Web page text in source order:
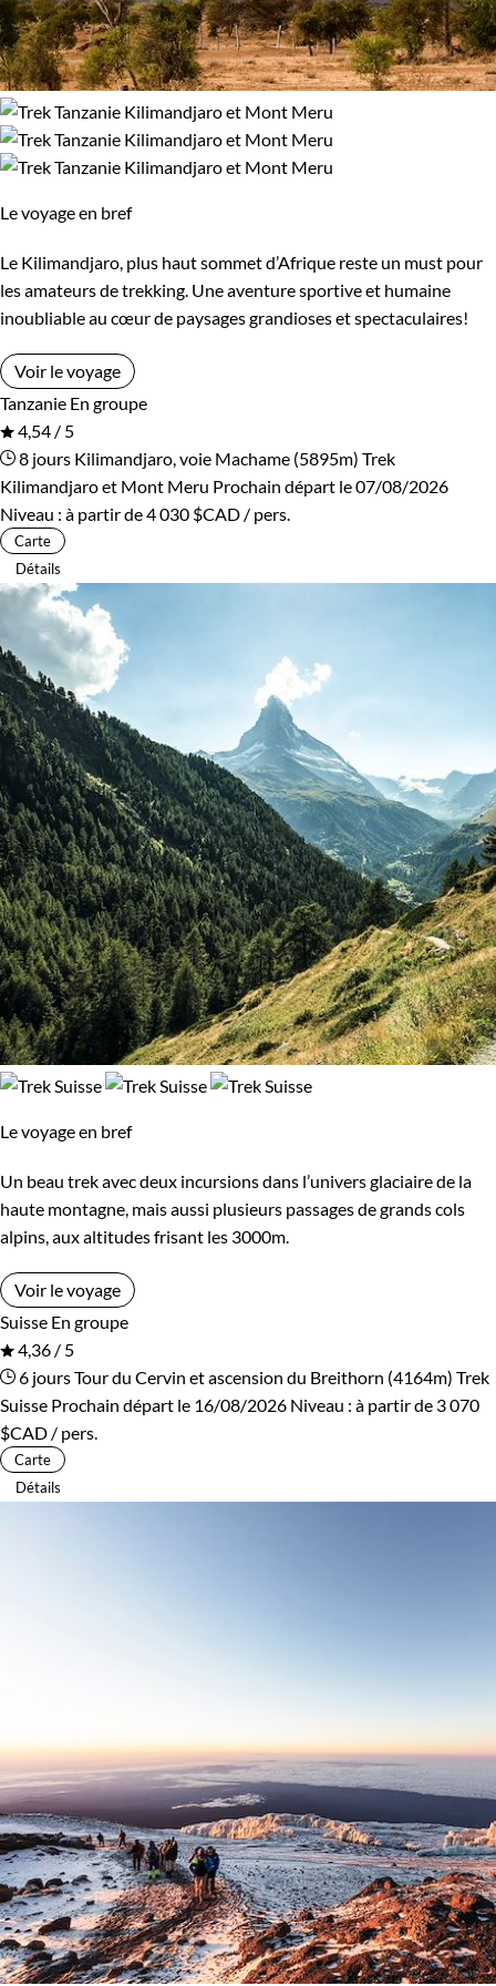
Environnement
Bord de mer et îles Brousse et Savane
Haute Montagne
Le voyage en bref
Le Kilimandjaro, plus haut sommet d’Afrique reste un must pour
les amateurs de trekking. Une aventure sportive et humaine
inoubliable au cœur de paysages grandioses et spectaculaires!
Voir le voyage
Tanzanie En groupe
4,54 / 5
8 jours Kilimandjaro, voie Machame (5895m) Trek
Kilimandjaro et Mont Meru Prochain départ le 07/08/2026
Niveau : à partir de4 030 $CAD / pers.
Carte
Détails
Le voyage en bref
Un beau trek avec deux incursions dans l’univers glaciaire de la
haute montagne, mais aussi plusieurs passages de grands cols
alpins, aux altitudes frisant les 3000m.
Voir le voyage
Suisse En groupe
4,36 / 5
6 joursTour du Cervin et ascension du Breithorn (4164m) Trek
Suisse Prochain départ le 16/08/2026 Niveau : à partir de 3 070
$CAD / pers.
Carte
Détails